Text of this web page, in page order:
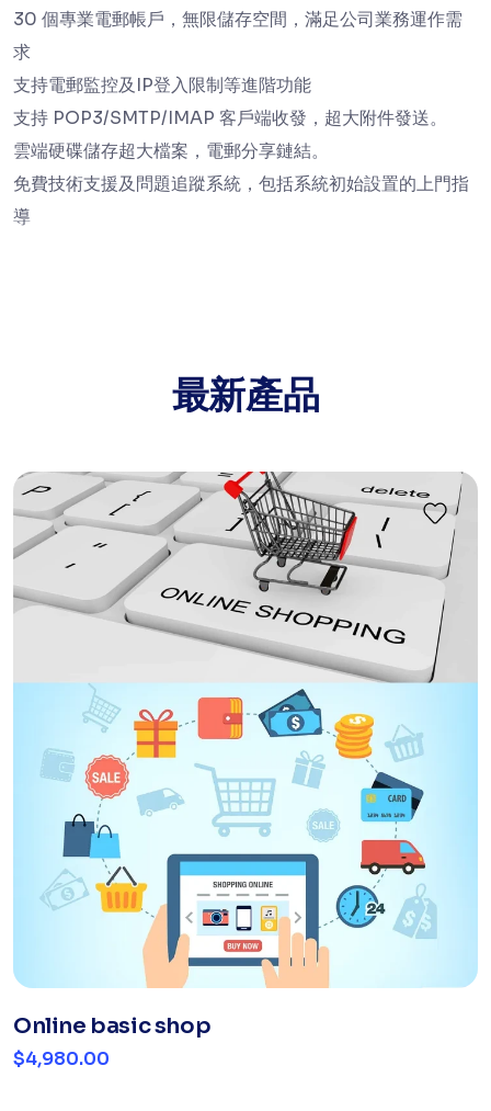
30 個專業電郵帳戶，無限儲存空間，滿足公司業務運作需
求
支持電郵監控及IP登入限制等進階功能
支持 POP3/SMTP/IMAP 客戶端收發，超大附件發送。
雲端硬碟儲存超大檔案，電郵分享鏈結。
免費技術支援及問題追蹤系統，包括系統初始設置的上門指
導
最新產品
Online basic shop
$4,980.00